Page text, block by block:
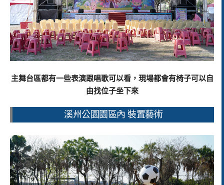
主舞台區都有一些表演跟唱歌可以看，現場都會有椅子可以自
由找位子坐下來
溪州公園園區內 裝置藝術